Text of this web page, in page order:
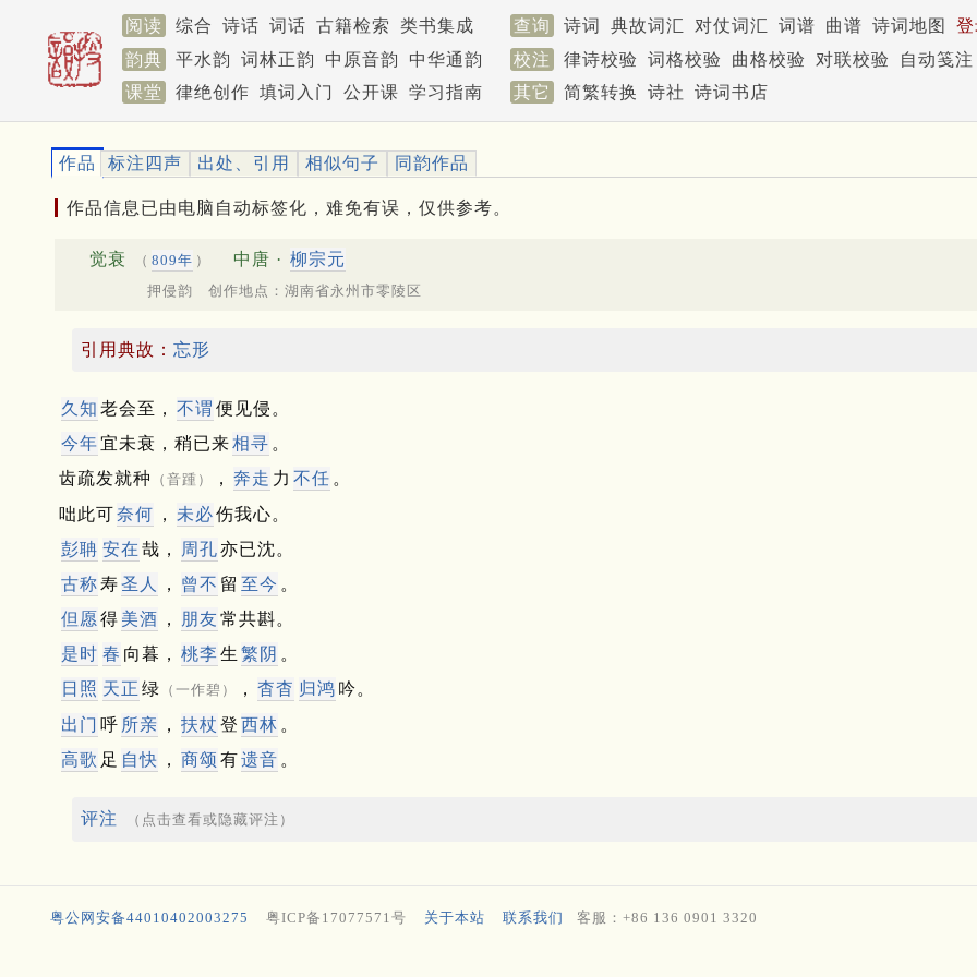
阅读 综合 诗话 词话 古籍检索 类书集成 查询 诗词 典故词汇 对仗词汇 词谱 曲谱 诗词地图
韵典
平水韵 词林正韵 中原音韵 中华通韵 校注 律诗校验 词格校验 曲格校验 对联校验
自动笺注
课堂
律绝创作 填词入门 公开课 学习指南 其它 简繁转换 诗社 诗词书店
作品 标注四声 出处、引用 相似句子 同韵作品
作品信息已由电脑自动标签化，难免有误，仅供参考。
觉衰 （ 809年 ） 中唐 · 柳宗元
押侵韵 创作地点：湖南省永州市零陵区
引用典故： 忘形
久知 老会至， 不谓 便见侵。
今年宜未衰，稍已来相寻 。
齿疏发就种
（音踵） ， 奔走 力 不任 。
咄此可奈何 ， 未必伤我心。
彭聃 安在 哉， 周 孔亦已沈。
古称寿圣人 ， 曾不 留 至今 。
但愿 得 美酒 ， 朋友常共斟。
是时 春 向暮， 桃李生 繁阴 。
日照 天正 绿 （一作碧） ， 杳杳 归鸿 吟。
出门 呼 所亲 ， 扶杖 登 西林 。
高歌 足 自快 ， 商颂 有遗音 。
评注 （点击查看或隐藏评注）
粤公网安备44010402003275 粤ICP备17077571号 关于本站 联系我们 客服：+86 136 0901 3320